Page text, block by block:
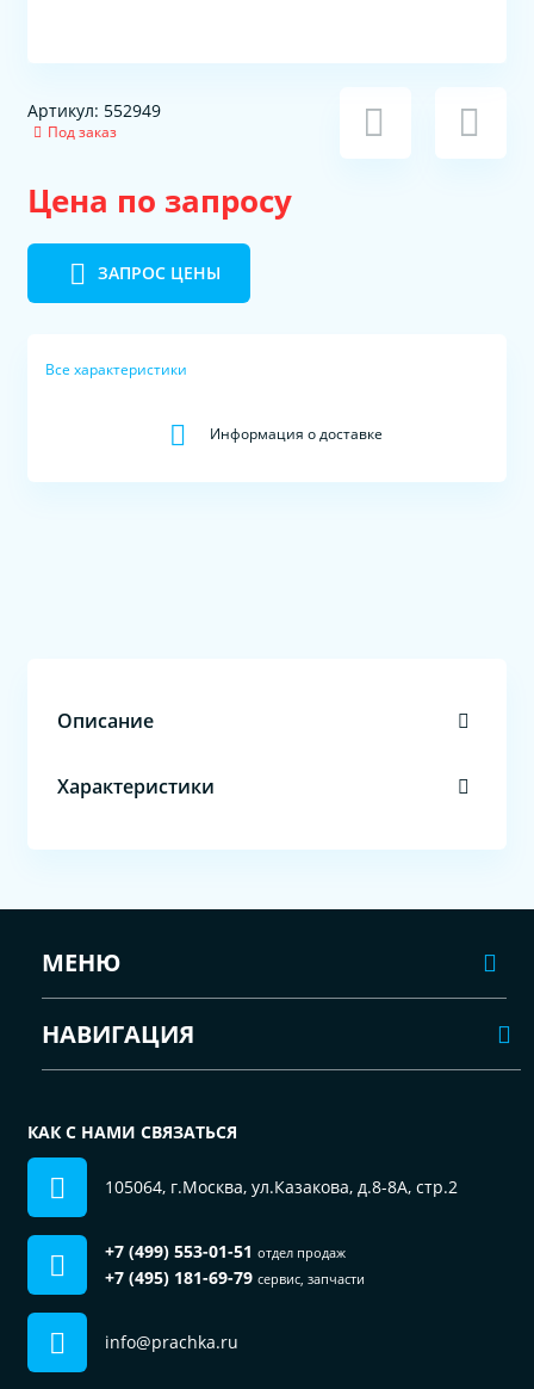
Артикул: 552949
Под заказ
Цена по запросу
ЗАПРОС ЦЕНЫ
Все характеристики
Информация о доставке
Описание
Характеристики
МЕНЮ
НАВИГАЦИЯ
КАК С НАМИ СВЯЗАТЬСЯ
105064, г.Москва, ул.Казакова, д.8-8А, стр.2
+7 (499) 553-01-51 отдел продаж
+7 (495) 181-69-79 сервис, запчасти
info@prachka.ru